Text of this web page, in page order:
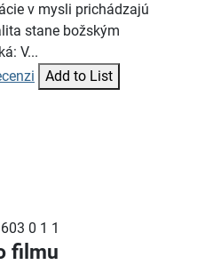
v mysli prichádzajú
stane božským
V...
Add to List
603 0 1 1
filmu